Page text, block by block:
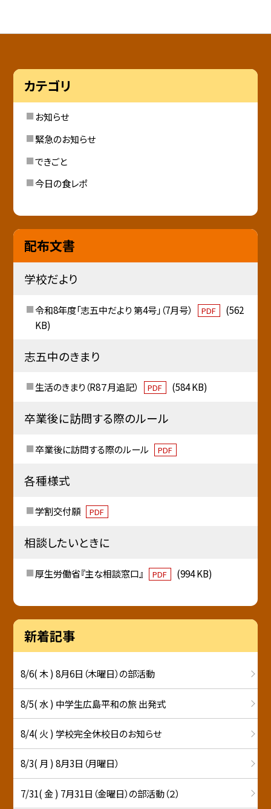
カテゴリ
お知らせ
緊急のお知らせ
できごと
今日の食レポ
配布文書
学校だより
令和8年度「志五中だより 第4号」（7月号） PDF
(562
KB)
志五中のきまり
生活のきまり（R8７月追記） PDF (584 KB)
卒業後に訪問する際のルール
卒業後に訪問する際のルール PDF
各種様式
学割交付願 PDF
相談したいときに
厚生労働省『主な相談窓口』 PDF (994 KB)
新着記事
8/6( 木 ) 8月6日（木曜日）の部活動
8/5( 水 ) 中学生広島平和の旅 出発式
8/4( 火 ) 学校完全休校日のお知らせ
8/3( 月 ) 8月3日（月曜日）
7/31( 金 ) 7月31日（金曜日）の部活動（２）